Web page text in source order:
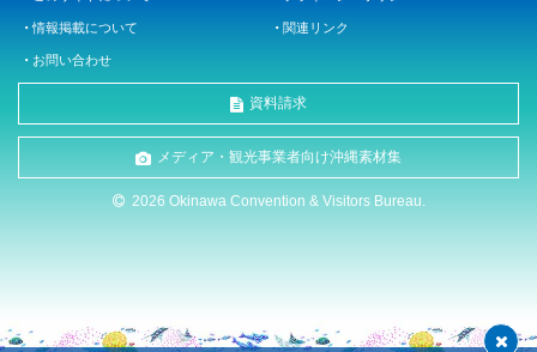
情報掲載について 関連リンク
お問い合わせ
資料請求
メディア・観光事業者向け沖縄素材集
2026 Okinawa Convention & Visitors Bureau.